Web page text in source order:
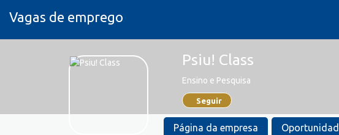
Vagas de emprego
Psiu! Class
Ensino e Pesquisa
Seguir
Página da empresa